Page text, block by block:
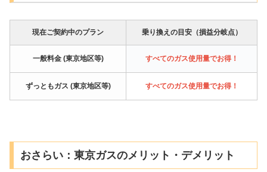
現在ご契約中のプラン 乗り換えの目安（損益分岐点）
一般料金 (東京地区等) すべてのガス使用量でお得！
ずっともガス (東京地区等) すべてのガス使用量でお得！
おさらい：東京ガスのメリット・デメリット